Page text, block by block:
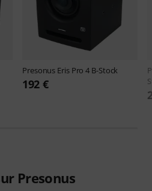
Presonus Eris Pro 4 B-Stock
192 €
Presonus